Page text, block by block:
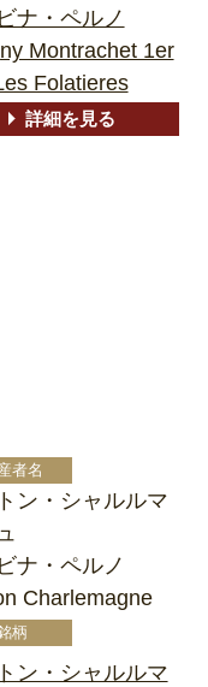
ナ・ペルノ
Montrachet 1er
Folatieres
詳細を見る
ン・シャルルマ
ナ・ペルノ
Charlemagne
ン・シャルルマ